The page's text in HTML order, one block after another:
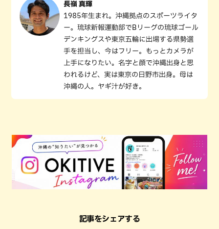
長嶺 真輝
1985年生まれ。沖縄拠点のスポーツライタ
ー。琉球新報運動部でBリーグの琉球ゴール
デンキングスや東京五輪に出場する県勢選
手を担当し、今はフリー。もっとカメラが
上手になりたい。名字と顔で沖縄出身と思
われるけど、実は東京の日野市出身。母は
沖縄の人。ヤギ汁が好き。
記事をシェアする